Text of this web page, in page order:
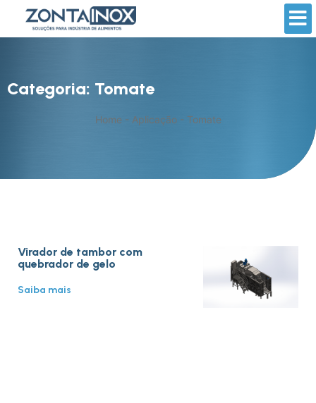
Categoria: Tomate
Home - Aplicação- Tomate
Virador de tambor com
quebrador de gelo
Saiba mais